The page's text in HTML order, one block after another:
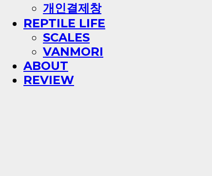
개인결제창
REPTILE LIFE
SCALES
VANMORI
ABOUT
REVIEW